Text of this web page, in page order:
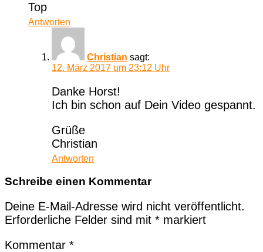
Top
Antworten
Christian sagt:
12. März 2017 um 23:12 Uhr
Danke Horst!
Ich bin schon auf Dein Video gespannt.
Grüße
Christian
Antworten
Schreibe einen Kommentar
Deine E-Mail-Adresse wird nicht veröffentlicht.
Erforderliche Felder sind mit * markiert
Kommentar *